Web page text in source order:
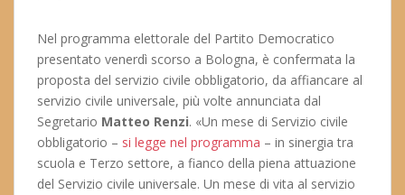
Nel programma elettorale del Partito Democratico
presentato venerdì scorso a Bologna, è confermata la
proposta del servizio civile obbligatorio, da affiancare al
servizio civile universale, più volte annunciata dal
Segretario Matteo Renzi. «Un mese di Servizio civile
obbligatorio – si legge nel programma – in sinergia tra
scuola e Terzo settore, a fianco della piena attuazione
del Servizio civile universale. Un mese di vita al servizio